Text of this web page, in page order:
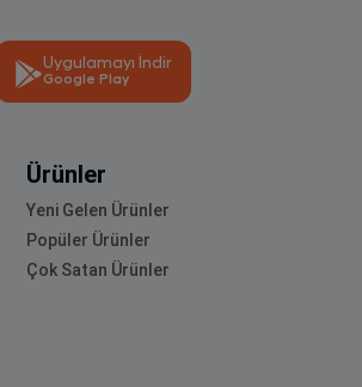
Uygulamayı İndir
Google Play
Ürünler
Yeni Gelen Ürünler
Popüler Ürünler
Çok Satan Ürünler